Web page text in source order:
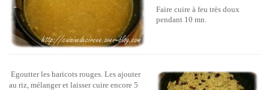
Faire cuire à feu très doux
pendant 10 mn.
Egoutter les haricots rouges. Les ajouter
au riz, mélanger et laisser cuire encore 5